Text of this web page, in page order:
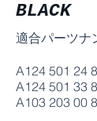
BLACK
適合パーツナ
A124 501 24
A124 501 33
A103 203 00